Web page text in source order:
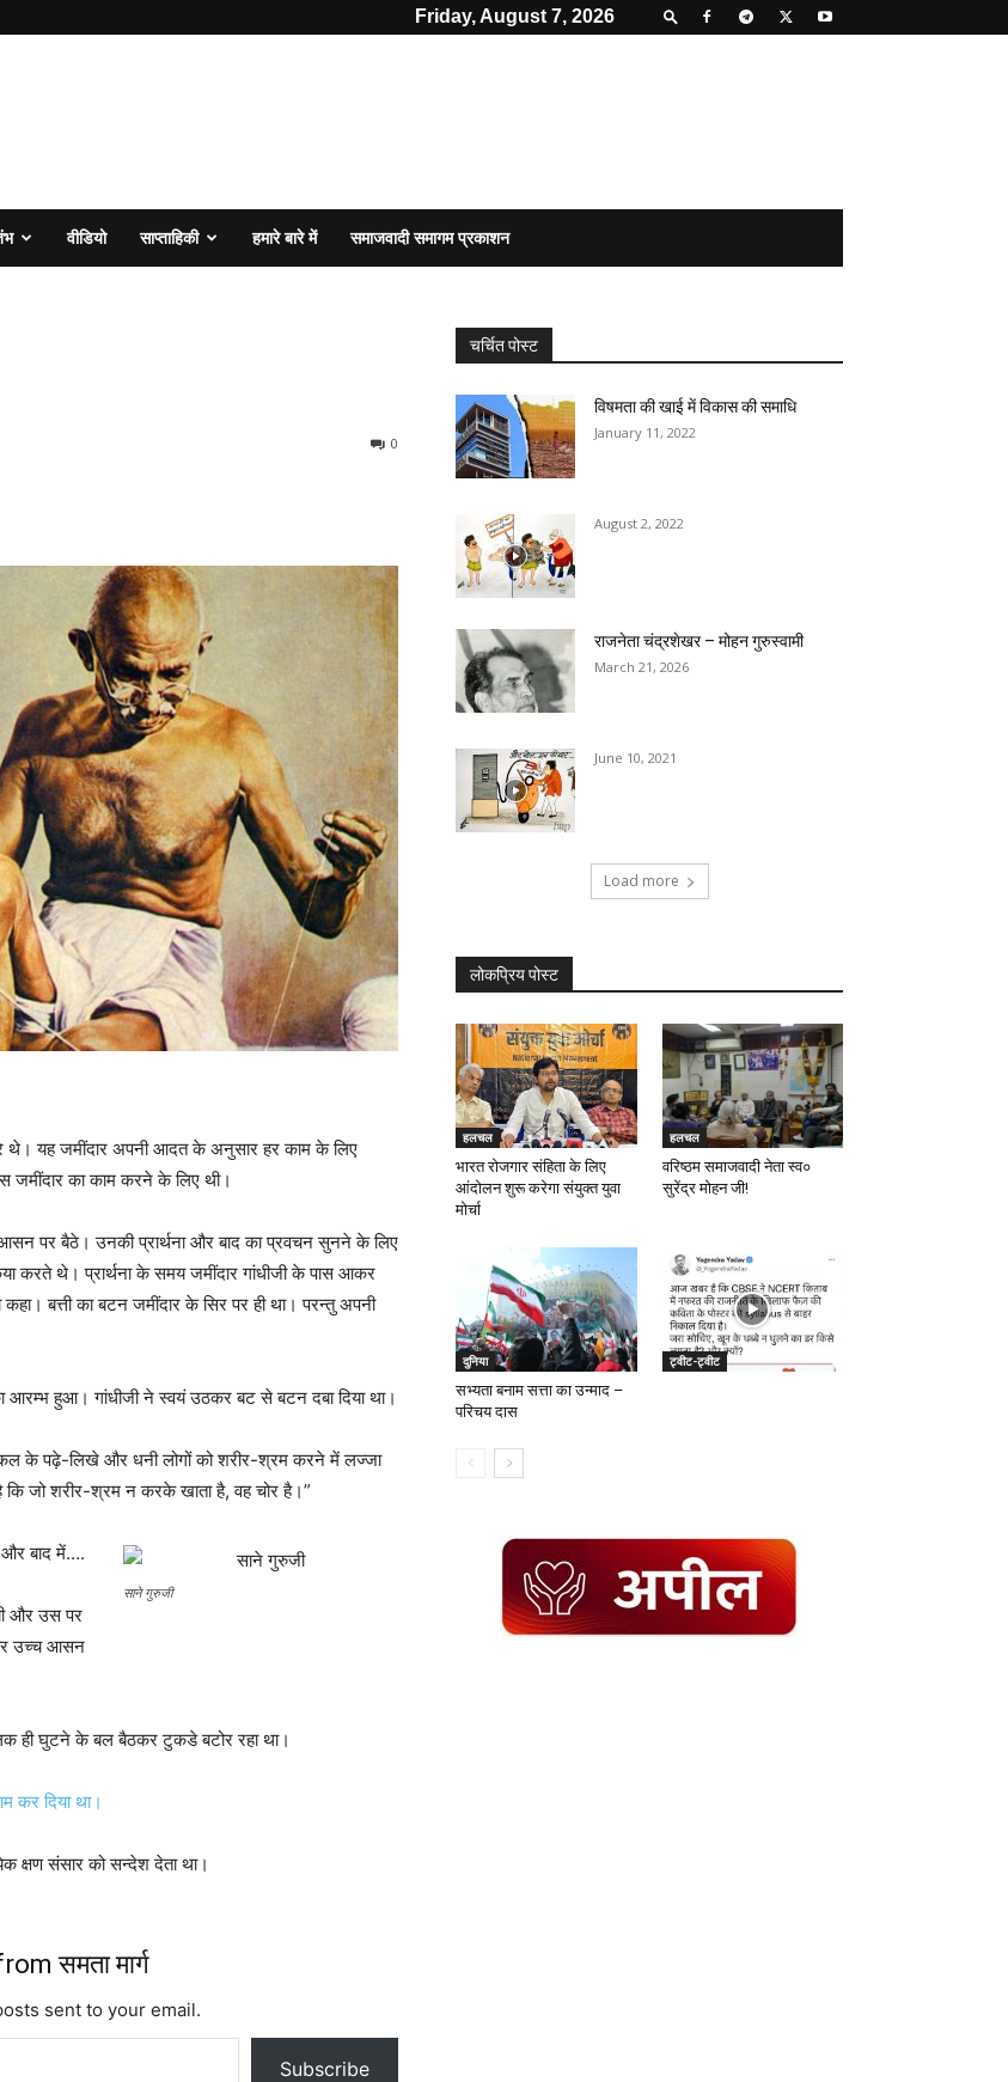
Friday, August 7, 2026
वीडियो साप्ताहिकी हमारे बारे में समाजवादी समागम प्रकाशन
0
थे। यह जमींदार अपनी आदत के अनुसार हर काम के लिए
जमींदार का काम करने के लिए थी।
आसन पर बैठे। उनकी प्रार्थना और बाद का प्रवचन सुनने के लिए
करते थे। प्रार्थना के समय जमींदार गांधीजी के पास आकर
बत्ती का बटन जमींदार के सिर पर ही था। परन्तु अपनी
आरम्भ हुआ। गांधीजी ने स्वयं उठकर बट से बटन दबा दिया था।
के पढ़े-लिखे और धनी लोगों को शरीर-श्रम करने में लज्जा
जो शरीर-श्रम न करके खाता है, वह चोर है।”
साने गुरुजी
और बाद में….
और उस पर
उच्च आसन
ही घुटने के बल बैठकर टुकडे बटोर रहा था।
कर दिया था।
क्षण संसार को सन्देश देता था।
समता मार्ग
sent to your email.
Subscribe
चर्चित पोस्ट
विषमता की खाई में विकास की समाधि
January 11, 2022
August 2, 2022
राजनेता चंद्रशेखर – मोहन गुरुस्वामी
March 21, 2026
June 10, 2021
Load more
लोकप्रिय पोस्ट
हलचल
भारत रोजगार संहिता के लिए
आंदोलन शुरू करेगा संयुक्त युवा
मोर्चा
हलचल
वरिष्ठम समाजवादी नेता स्व०
सुरेंद्र मोहन जी!
दुनिया
सभ्यता बनाम सत्ता का उन्माद –
परिचय दास
ट्वीट-ट्वीट